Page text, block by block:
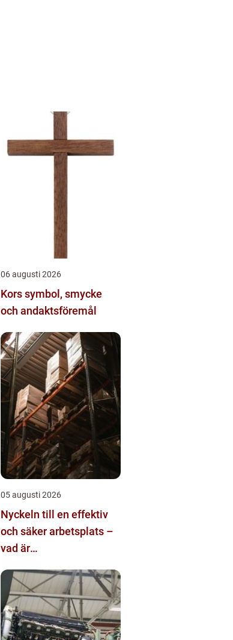
06 augusti 2026
Kors symbol, smycke
och andaktsföremål
05 augusti 2026
Nyckeln till en effektiv
och säker arbetsplats –
vad är